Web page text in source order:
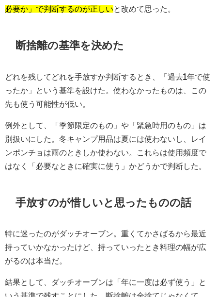
必要か」で判断するのが正しいと改めて思った。
断捨離の基準を決めた
どれを残してどれを手放すか判断するとき、「過去1年で使
ったか」という基準を設けた。使わなかったものは、この
先も使う可能性が低い。
例外として、「季節限定のもの」や「緊急時用のもの」は
別扱いにした。冬キャンプ用品は夏には使わないし、レイ
ンポンチョは雨のときしか使わない。これらは使用頻度で
はなく「必要なときに確実に使う」かどうかで判断した。
手放すのが惜しいと思ったものの話
特に迷ったのがダッチオーブン。重くてかさばるから最近
持っていかなかったけど、持っていったとき料理の幅が広
がるのは本当だ。
結果として、ダッチオーブンは「年に一度は必ず使う」と